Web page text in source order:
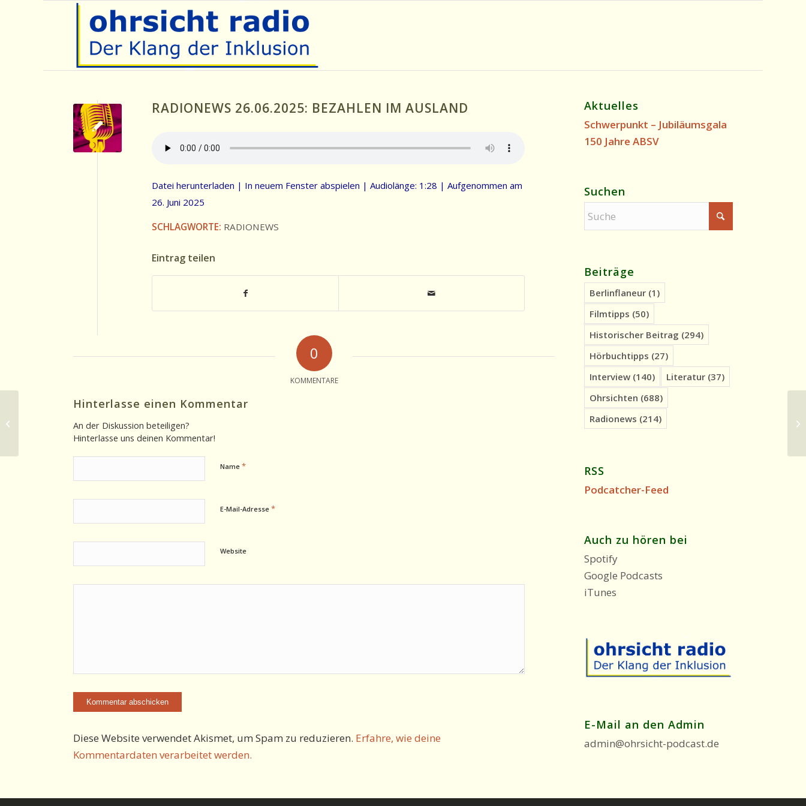
RADIONEWS 26.06.2025: BEZAHLEN IM AUSLAND
Datei herunterladen | In neuem Fenster abspielen | Audiolänge: 1:28 | Aufgenommen am
26. Juni 2025
SCHLAGWORTE: RADIONEWS
Eintrag teilen
0
KOMMENTARE
Hinterlasse einen Kommentar
An der Diskussion beteiligen?
Hinterlasse uns deinen Kommentar!
Name *
E-Mail-Adresse *
Website
Diese Website verwendet Akismet, um Spam zu reduzieren. Erfahre, wie deine
Kommentardaten verarbeitet werden.
Aktuelles
Schwerpunkt – Jubiläumsgala
150 Jahre ABSV
Suchen
Beiträge
Berlinflaneur (1)
Filmtipps (50)
Historischer Beitrag (294)
Hörbuchtipps (27)
Interview (140) Literatur (37)
Ohrsichten (688)
Radionews (214)
RSS
Podcatcher-Feed
Auch zu hören bei
Spotify
Google Podcasts
iTunes
E-Mail an den Admin
admin@ohrsicht-podcast.de
Historischer Beitrag 26.06.2025:
Rede John F. Kennedys in Berlin